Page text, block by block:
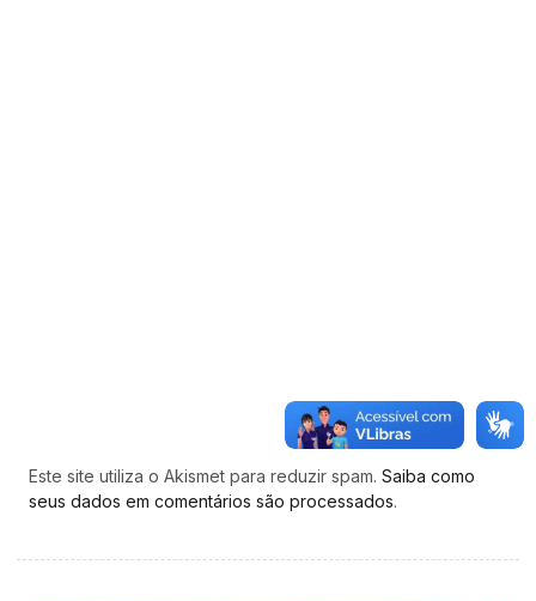
Este site utiliza o Akismet para reduzir spam. Saiba como
seus dados em comentários são processados.